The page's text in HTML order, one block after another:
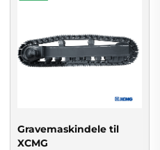
Gravemaskindele til
XCMG